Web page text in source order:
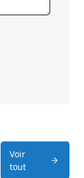
Voir
tout